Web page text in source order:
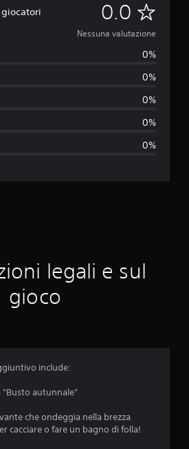
0.0 N
e
n
v
u
Nessuna valutazione
0%
0%
0%
0%
0%
legali e sul
gioco
include:
"Busto autunnale"
che ondeggia nella brezza
cacciare o fare un bagno di folla!